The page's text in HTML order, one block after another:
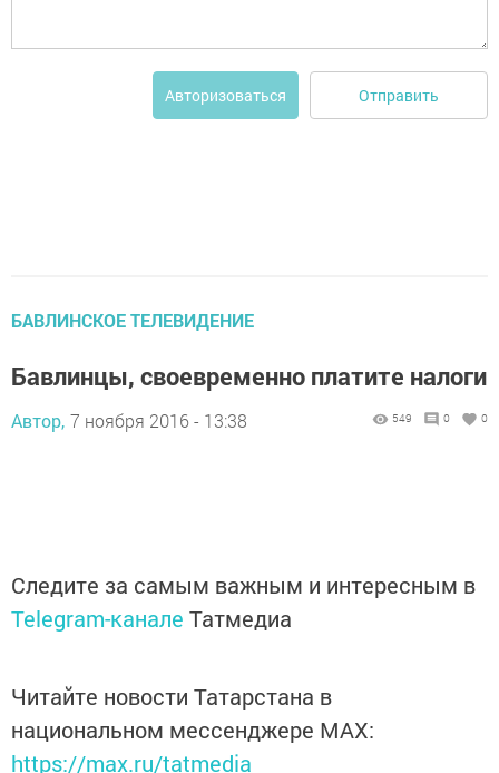
Авторизоваться Отправить
БАВЛИНСКОЕ ТЕЛЕВИДЕНИЕ
Бавлинцы, своевременно платите налоги
Автор, 7 ноября 2016 - 13:38 549 0 0
Следите за самым важным и интересным в
Telegram-канале Татмедиа
Читайте новости Татарстана в
национальном мессенджере MАХ:
https://max.ru/tatmedia